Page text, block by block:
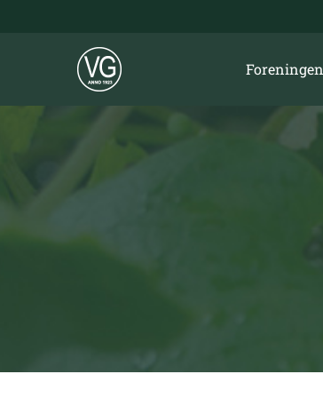
Foreningen